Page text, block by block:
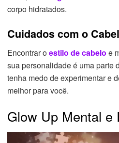
corpo hidratados.
Cuidados com o
Encontrar oestilo de cabelo e
sua personalidade é uma parte
tenha medo de experimentar e
melhor para você.
Glow Up Mental e